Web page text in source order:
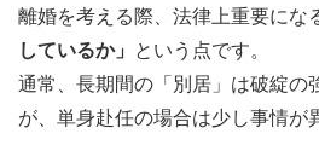
離婚を考える際、法律上重要にな
しているか」
という点です。
通常、長期間の「別居」は破綻の
が、単身赴任の場合は少し事情が